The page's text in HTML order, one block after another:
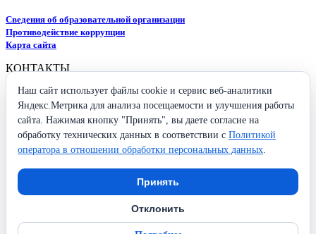
Сведения об образовательной организации
Противодействие коррупции
Карта сайта
КОНТАКТЫ
426009, Удмуртская Республика,
г. Ижевск, ул. Ухтомского, 25
+7 (3412) 37-96-26
secretary@iro18.ru
Схема проезда
СОЦИАЛЬНЫЕ СЕТИ
Наш сайт использует файлы cookie и сервис веб-аналитики
Яндекс.Метрика для анализа посещаемости и улучшения работы
сайта. Нажимая кнопку "Принять", вы даете согласие на
обработку технических данных в соответствии с Политикой
оператора в отношении обработки персональных данных.
Принять
Отклонить